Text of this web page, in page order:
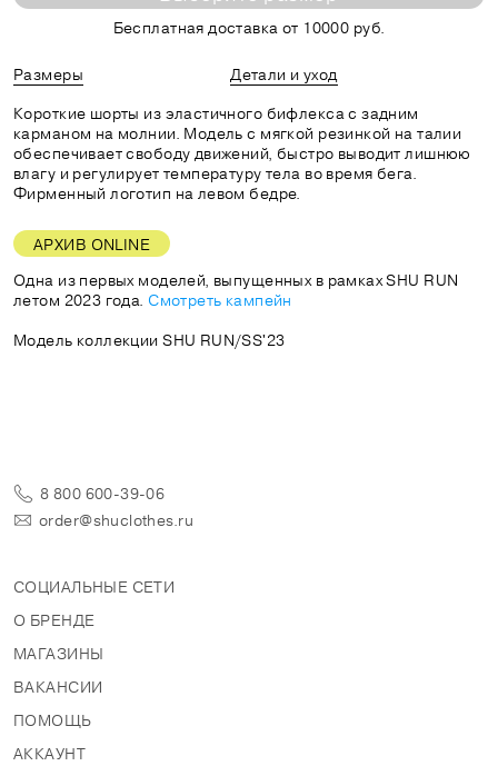
Бесплатная доставка от 10000 руб.
Размеры
Детали и уход
Короткие шорты из эластичного бифлекса с задним
карманом на молнии. Модель с мягкой резинкой на талии
обеспечивает свободу движений, быстро выводит лишнюю
влагу и регулирует температуру тела во время бега.
Фирменный логотип на левом бедре.
АРХИВ ONLINE
Одна из первых моделей, выпущенных в рамках SHU RUN
летом 2023 года. Смотреть кампейн
Модель коллекции SHU RUN/SS'23
8 800 600-39-06
order@shuclothes.ru
СОЦИАЛЬНЫЕ СЕТИ
О БРЕНДЕ
МАГАЗИНЫ
ВАКАНСИИ
ПОМОЩЬ
АККАУНТ